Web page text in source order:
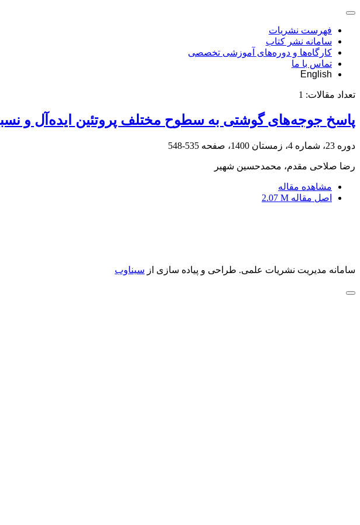
فهرست نشریات
سامانه نشر کتاب
کارگاه‌ها و دوره‌های آموزشی تخصصی
تماس با ما
English
تعداد مقالات: 1
پاسخ جوجه‌های گوشتی به سطوح مختلف پروتئین ایده‌آل و
دوره 23، شماره 4، زمستان 1400، صفحه 535-548
رضا صلاحی مقدم، محمدحسین شهیر
مشاهده مقاله
اصل مقاله 2.07 M
سامانه مدیریت نشریات علمی. طراحی و پیاده سازی از سیناوب